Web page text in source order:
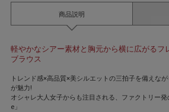
商品説明
軽やかなシアー素材と胸元から横に広がるフ
ブラウス
トレンド感×高品質×美シルエットの三拍子を備えな
が魅力!
オシャレ大人女子からも注目される、ファクトリー
e」